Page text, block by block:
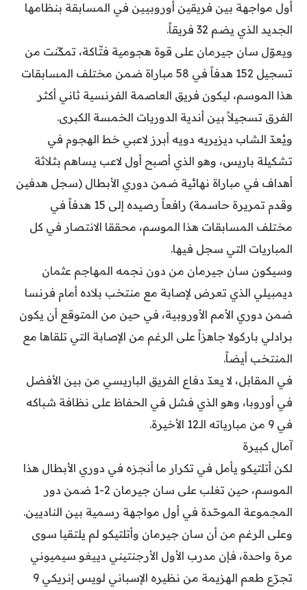
أول مواجهة بين فريقين أوروبيين في المسابقة بنظامها
الجديد الذي يضم 32 فريقاً.
ويعوّل سان جيرمان على قوة هجومية فتّاكة، تمكّنت من
تسجيل 152 هدفاً في 58 مباراة ضمن مختلف المسابقات
هذا الموسم، ليكون فريق العاصمة الفرنسية ثاني أكثر
الفرق تسجيلاً بين أندية الدوريات الخمسة الكبرى.
ويُعدّ الشاب ديزيريه دويه أبرز لاعبي خط الهجوم في
تشكيلة باريس، وهو الذي أصبح أول لاعب يساهم بثلاثة
أهداف في مباراة نهائية ضمن دوري الأبطال (سجل هدفين
وقدم تمريرة حاسمة) رافعاً رصيده إلى 15 هدفاً في
مختلف المسابقات هذا الموسم، محققا الانتصار في كل
المباريات التي سجل فيها.
وسيكون سان جيرمان من دون نجمه المهاجم عثمان
ديمبيلي الذي تعرض لإصابة مع منتخب بلاده أمام فرنسا
ضمن دوري الأمم الأوروبية، في حين من المتوقع أن يكون
برادلي باركولا جاهزاً على الرغم من الإصابة التي تلقاها مع
المنتخب أيضاً.
في المقابل، لا يعدّ دفاع الفريق الباريسي من بين الأفضل
في أوروبا، وهو الذي فشل في الحفاظ على نظافة شباكه
في 9 من مبارياته الـ12 الأخيرة.
آمال كبيرة
لكن أتلتيكو يأمل في تكرار ما أنجزه في دوري الأبطال هذا
الموسم، حين تغلب على سان جيرمان 2-1 ضمن دور
المجموعة الموحّدة في أول مواجهة رسمية بين الناديين.
وعلى الرغم من أن سان جيرمان وأتلتيكو لم يلتقيا سوى
مرة واحدة، فإن مدرب الأول الأرجنتيني دييغو سيميوني
تجرّع طعم الهزيمة من نظيره الإسباني لويس إنريكي 9